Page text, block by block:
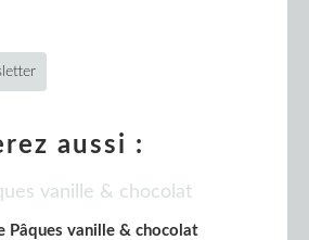
aussi :
Pâques vanille & chocolat